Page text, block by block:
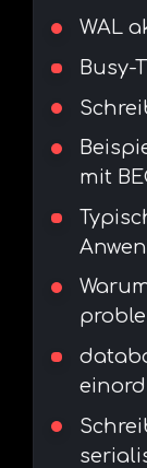
WAL
Busy-
mit